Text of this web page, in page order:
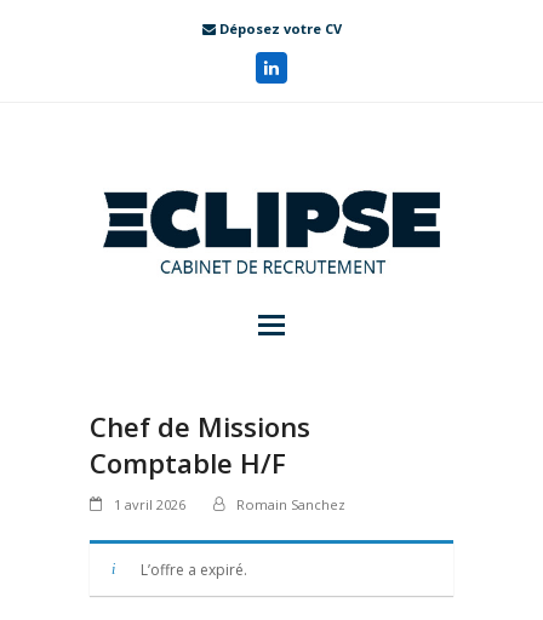
Déposez votre CV
Chef de Missions
Comptable H/F
1 avril 2026 Romain Sanchez
L’offre a expiré.